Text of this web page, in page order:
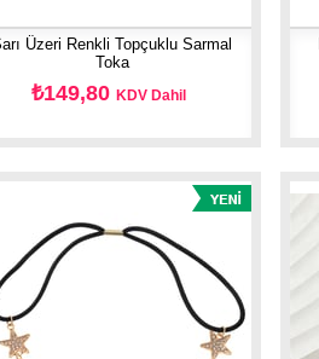
Üzeri Renkli Topçuklu Sarmal
Toka
₺149,80KDV Dahil